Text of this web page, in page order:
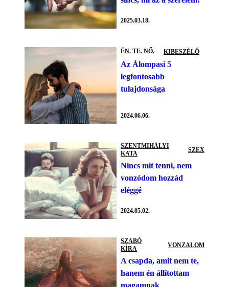
2025.03.18.
ÉN. TE. NŐ. KIBESZÉLŐ
Az Álompasi 5
legfontosabb
tulajdonsága
2024.06.06.
SZENTMIHÁLYI
KATA
SZEX
Nincs mit tenni, nem
vonzódom hozzád
eléggé
2024.05.02.
SZABÓ
KÍRA
VONZALOM
A csapda, amit nem te,
hanem én állítottam
magamnak